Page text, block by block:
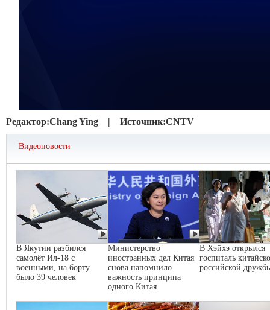
Редактор:Chang Ying | Источник:CNTV
Видеоновости
В Якутии разбился
самолёт Ил-18 с
военными, на борту
было 39 человек
Министерство
иностранных дел Китая
снова напомнило
важность принципа
одного Китая
В Хэйхэ открылся
госпиталь
российской